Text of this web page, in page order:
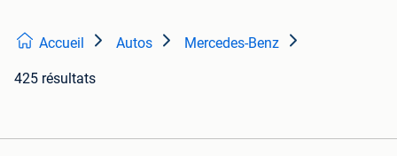
Accueil Autos Mercedes-Benz
425 résultats